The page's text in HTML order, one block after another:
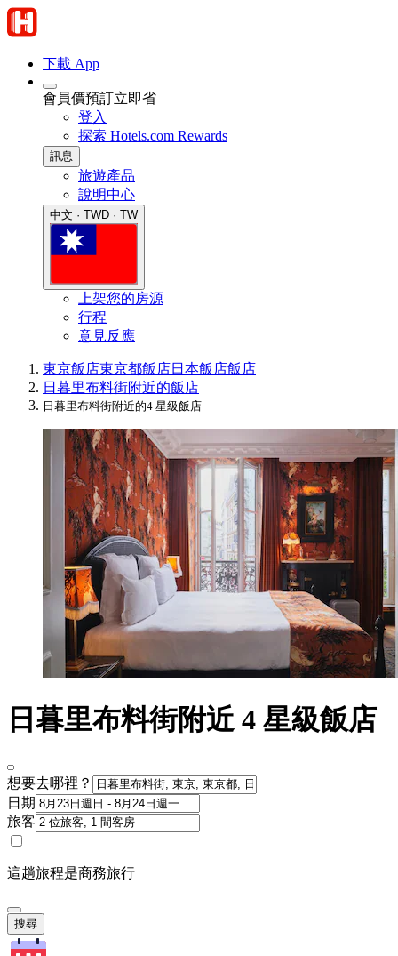
下載 App
會員價預訂立即省
登入
探索 Hotels.com Rewards
訊息
旅遊產品
說明中心
中文 · TWD · TW
上架您的房源
行程
意見反應
東京飯店東京都飯店日本飯店飯店
日暮里布料街附近的飯店
日暮里布料街附近的4 星級飯店
日暮里布料街附近 4 星級飯店
想要去哪裡？
日期
旅客
這趟旅程是商務旅行
搜尋